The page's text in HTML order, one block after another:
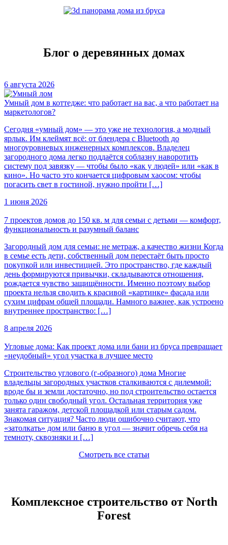
Блог о деревянных домах
6 августа 2026
Умный дом в коттедже: что работает на вас, а что работает на
маркетологов?
Сегодня «умный дом» — это уже не технология, а модный
ярлык. Им клеймят всё: от блендера с Bluetooth до
многоуровневых инженерных комплексов. Владелец
загородного дома легко поддаётся соблазну наворотить
систему под завязку — чтобы было «как у людей» или «как в
кино». Но часто это кончается цифровым хаосом: чтобы
погасить свет в гостиной, нужно пройти […]
1 июня 2026
7 проектов домов до 150 кв. м для семьи с детьми — комфорт,
функциональность и разумный баланс
Загородный дом для семьи: не метраж, а качество жизни Когда
в семье есть дети, собственный дом перестаёт быть просто
покупкой или инвестицией. Это пространство, где каждый
день формируются привычки, складываются отношения,
рождается чувство защищённости. Именно поэтому выбор
проекта нельзя сводить к красивой «картинке» фасада или
сухим цифрам общей площади. Намного важнее, как устроено
внутреннее пространство: […]
8 апреля 2026
Угловые дома: Как проект дома или бани из бруса превращает
«неудобный» угол участка в лучшее место
Строительство углового (г-образного) дома Многие
владельцы загородных участков сталкиваются с дилеммой:
вроде бы и земли достаточно, но под строительство остается
только один свободный угол. Остальная территория уже
занята гаражом, детской площадкой или старым садом.
Знакомая ситуация? Часто люди ошибочно считают, что
«затолкать» дом или баню в угол — значит обречь себя на
темноту, сквозняки и […]
Смотреть все статьи
Комплексное строительство от North
Forest